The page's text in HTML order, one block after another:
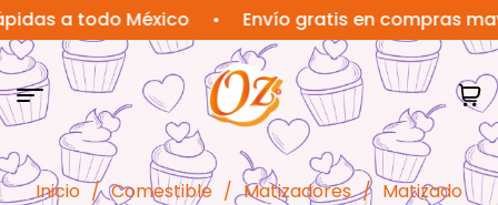
a todo México • Envío gratis en compras
Inicio / Comestible / Matizadores / Matizado